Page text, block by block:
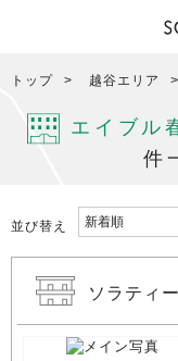
トップ 越谷エリア
エイブル
件
並び替え
ソラティ